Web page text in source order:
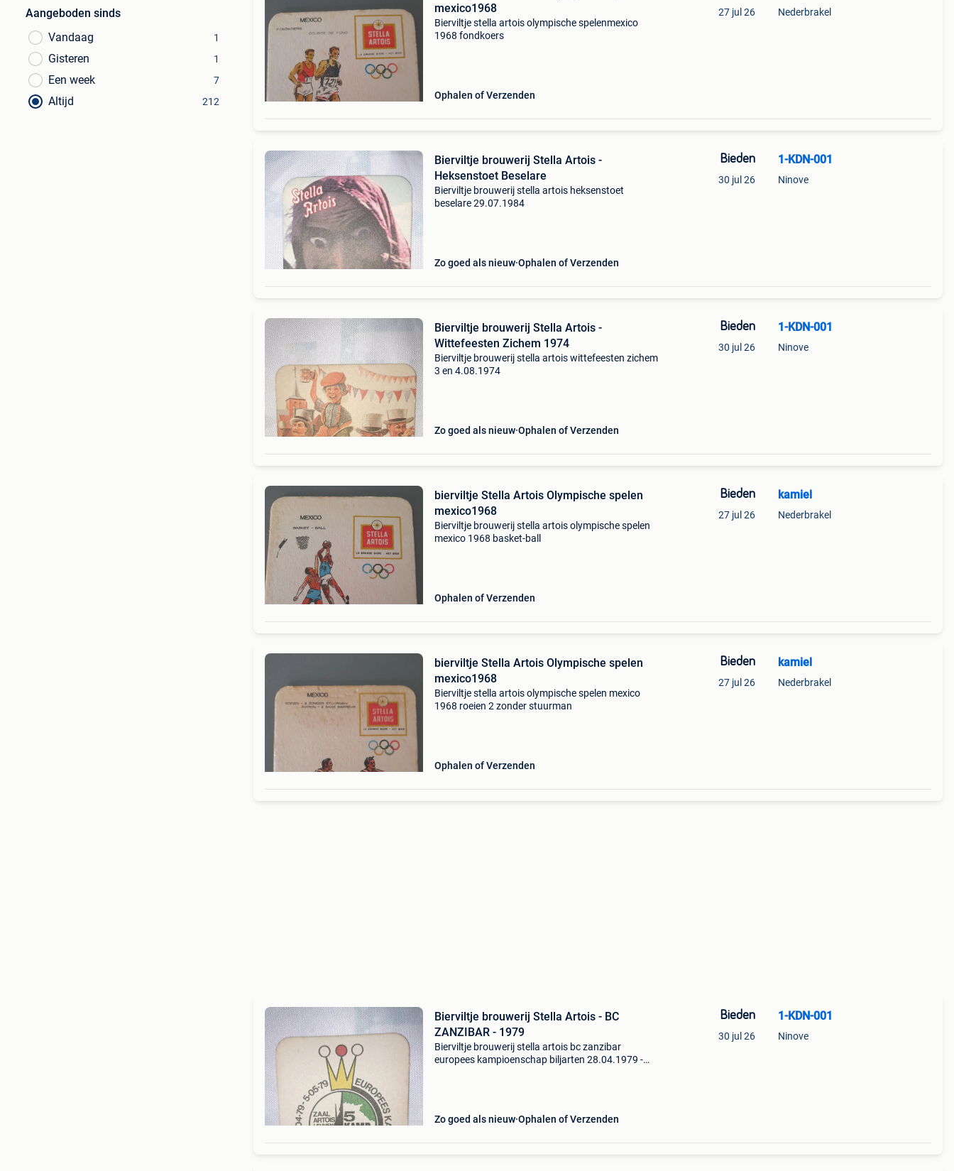
Aangeboden sinds
Vandaag
1
Gisteren 1
Een week 7
Altijd 212
mexico1968
Bierviltje stella artois olympische spelenmexico
1968 fondkoers
Ophalen of Verzenden
27 jul 26 Nederbrakel
Bierviltje brouwerij Stella Artois -
Heksenstoet Beselare
Bierviltje brouwerij stella artois heksenstoet
beselare 29.07.1984
Zo goed als nieuw Ophalen of Verzenden
Bieden
30 jul 26
1-KDN-001
Ninove
Bierviltje brouwerij Stella Artois -
Wittefeesten Zichem 1974
Bierviltje brouwerij stella artois wittefeesten zichem
3 en 4.08.1974
Zo goed als nieuw Ophalen of Verzenden
Bieden
30 jul 26
1-KDN-001
Ninove
bierviltje Stella Artois Olympische spelen
mexico1968
Bierviltje brouwerij stella artois olympische spelen
mexico 1968 basket-ball
Ophalen of Verzenden
Bieden
27 jul 26
kamiel
Nederbrakel
bierviltje Stella Artois Olympische spelen
mexico1968
Bierviltje stella artois olympische spelen mexico
1968 roeien 2 zonder stuurman
Ophalen of Verzenden
Bieden
27 jul 26
kamiel
Nederbrakel
Bierviltje brouwerij Stella Artois - BC
ZANZIBAR - 1979
Bierviltje brouwerij stella artois bc zanzibar
europees kampioenschap biljarten 28.04.1979 -
Zo goed als nieuw Ophalen of Verzenden
Bieden
30 jul 26
1-KDN-001
Ninove